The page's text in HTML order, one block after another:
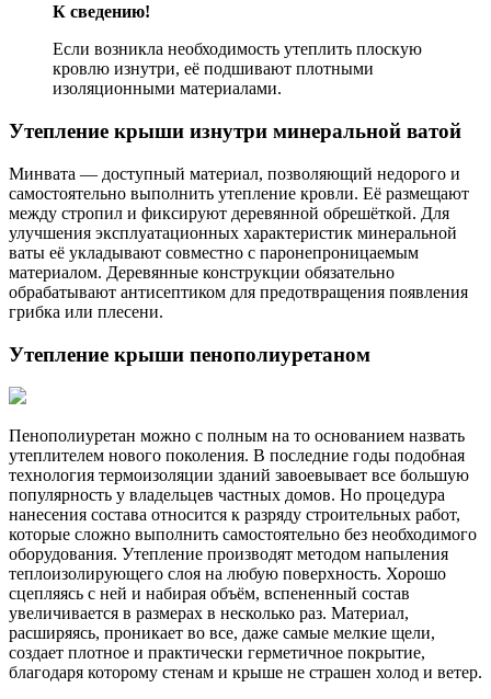
К сведению!
Если возникла необходимость утеплить плоскую
кровлю изнутри, её подшивают плотными
изоляционными материалами.
Утепление крыши изнутри минеральной ватой
Минвата — доступный материал, позволяющий недорого и
самостоятельно выполнить утепление кровли. Её размещают
между стропил и фиксируют деревянной обрешёткой. Для
улучшения эксплуатационных характеристик минеральной
ваты её укладывают совместно с паронепроницаемым
материалом. Деревянные конструкции обязательно
обрабатывают антисептиком для предотвращения появления
грибка или плесени.
Утепление крыши пенополиуретаном
Пенополиуретан можно с полным на то основанием назвать
утеплителем нового поколения. В последние годы подобная
технология термоизоляции зданий завоевывает все большую
популярность у владельцев частных домов. Но процедура
нанесения состава относится к разряду строительных работ,
которые сложно выполнить самостоятельно без необходимого
оборудования. Утепление производят методом напыления
теплоизолирующего слоя на любую поверхность. Хорошо
сцепляясь с ней и набирая объём, вспененный состав
увеличивается в размерах в несколько раз. Материал,
расширяясь, проникает во все, даже самые мелкие щели,
создает плотное и практически герметичное покрытие,
благодаря которому стенам и крыше не страшен холод и ветер.